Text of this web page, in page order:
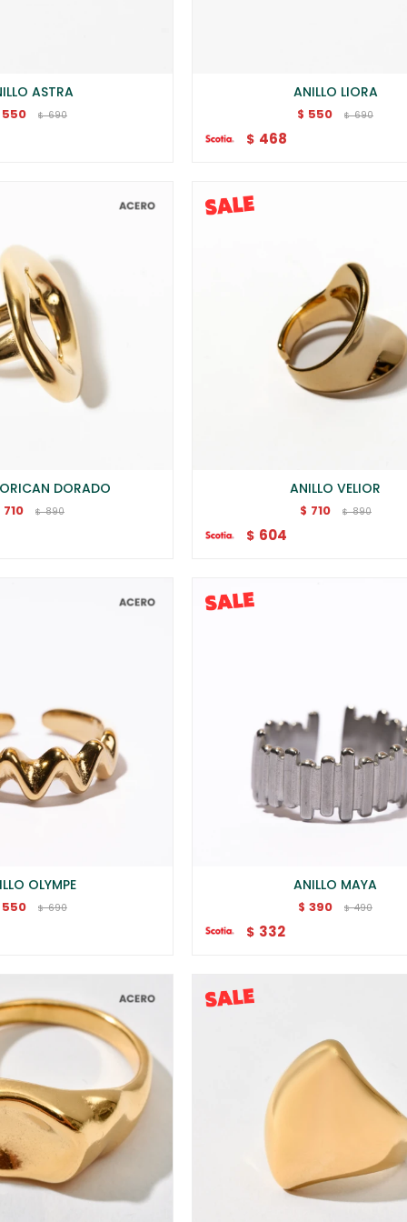
ASTRA
550 $ 690
ANILLO LIORA
$ 550 $ 690
$ 468
DORADO
710 $ 890
ANILLO VELIOR
$ 710 $ 890
$ 604
OLYMPE
550 $ 690
ANILLO MAYA
$ 390 $ 490
$ 332